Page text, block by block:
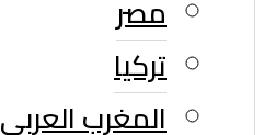
مصر
تركيا
المغرب العربى